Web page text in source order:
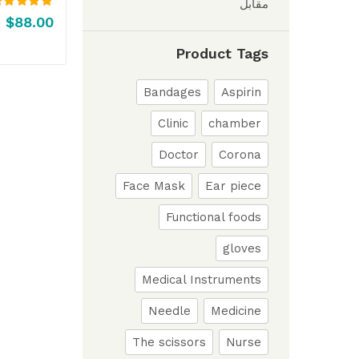
مقابل
Product Tags
Aspirin
Bandages
chamber
Clinic
Corona
Doctor
Ear piece
Face Mask
Functional foods
gloves
Medical Instruments
Medicine
Needle
Nurse
The scissors
تم التقييم
من 5
$88.00